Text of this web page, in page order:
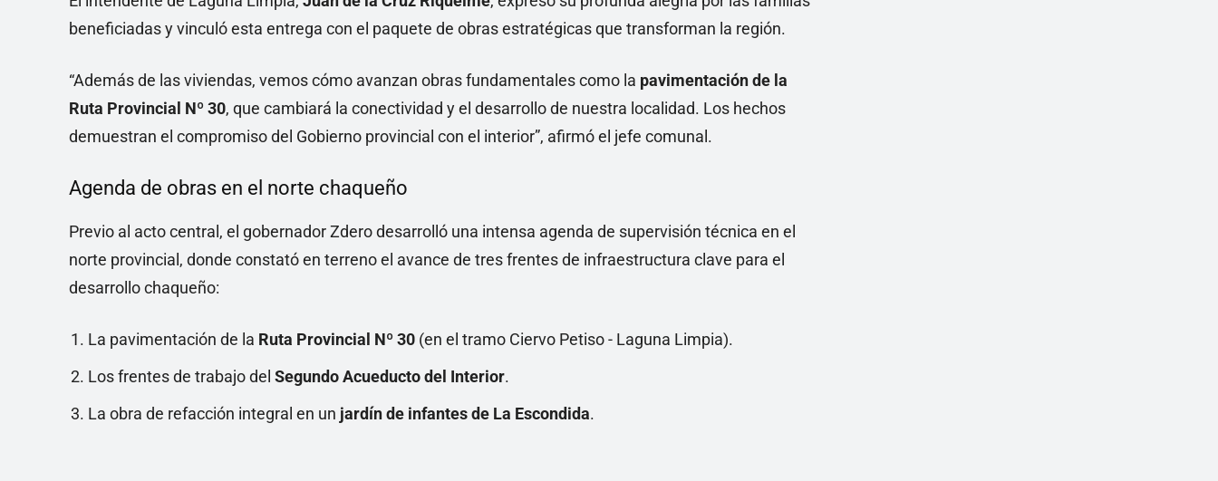
beneficiadas y vinculó esta entrega con el paquete de obras estratégicas que transforman la región.
“Además de las viviendas, vemos cómo avanzan obras fundamentales como la pavimentación de la
Ruta Provincial Nº 30, que cambiará la conectividad y el desarrollo de nuestra localidad. Los hechos
demuestran el compromiso del Gobierno provincial con el interior”, afirmó el jefe comunal.
Agenda de obras en el norte chaqueño
Previo al acto central, el gobernador Zdero desarrolló una intensa agenda de supervisión técnica en el
norte provincial, donde constató en terreno el avance de tres frentes de infraestructura clave para el
desarrollo chaqueño:
La pavimentación de la Ruta Provincial Nº 30 (en el tramo Ciervo Petiso - Laguna Limpia).
Los frentes de trabajo del Segundo Acueducto del Interior.
La obra de refacción integral en un jardín de infantes de La Escondida.